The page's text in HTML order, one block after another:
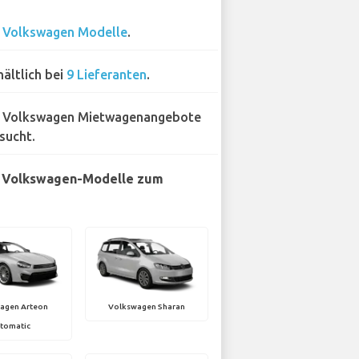
Volkswagen Modelle.
bei 9 Lieferanten.
Volkswagen Mietwagenangebote
Modelle zum
Arteon Volkswagen Sharan